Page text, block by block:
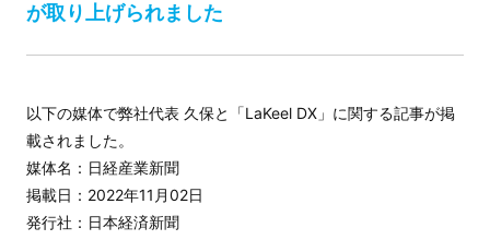
が取り上げられました
以下の媒体で弊社代表 久保と「LaKeel DX」に関する記事が掲
載されました。
媒体名：日経産業新聞
掲載日：2022年11月02日
発行社：日本経済新聞